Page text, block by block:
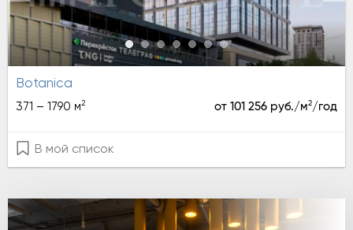
Botanica
371 – 1790 м2 от 101 256 руб./м2/год
В мой список